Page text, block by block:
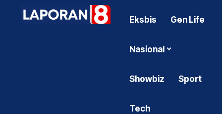
Eksbis Gen Life
Nasional
Showbiz Sport
Tech